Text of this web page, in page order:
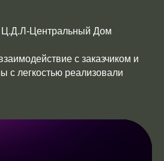
Ц.Д.Л-Центральный Дом
с заказчиком и
с легкостью реализовали